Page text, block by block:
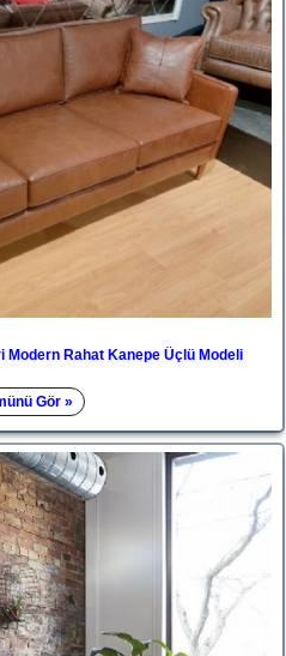
Modern Rahat Kanepe Üçlü Modeli
Gör »